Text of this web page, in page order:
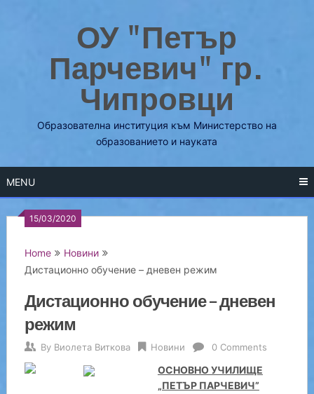
ОУ "Петър
Парчевич" гр.
Чипровци
Образователна институция към Министерство на
образованието и науката
MENU
15/03/2020
Home
Новини
Дистационно обучение – дневен режим
Дистационно обучение – дневен
режим
By Виолета Виткова Новини 0 Comments
ОСНОВНО УЧИЛИЩЕ
„ПЕТЪР ПАРЧЕВИЧ”